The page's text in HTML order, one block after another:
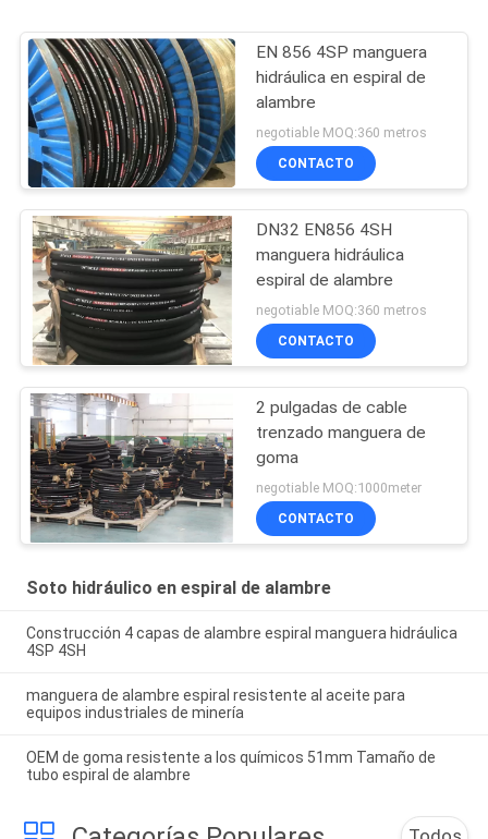
EN 856 4SP manguera
hidráulica en espiral de
alambre
negotiable MOQ:360 metros
CONTACTO
DN32 EN856 4SH
manguera hidráulica
espiral de alambre
negotiable MOQ:360 metros
CONTACTO
2 pulgadas de cable
trenzado manguera de
goma
negotiable MOQ:1000meter
CONTACTO
Soto hidráulico en espiral de alambre
Construcción 4 capas de alambre espiral manguera hidráulica
4SP 4SH
manguera de alambre espiral resistente al aceite para
equipos industriales de minería
OEM de goma resistente a los químicos 51mm Tamaño de
tubo espiral de alambre